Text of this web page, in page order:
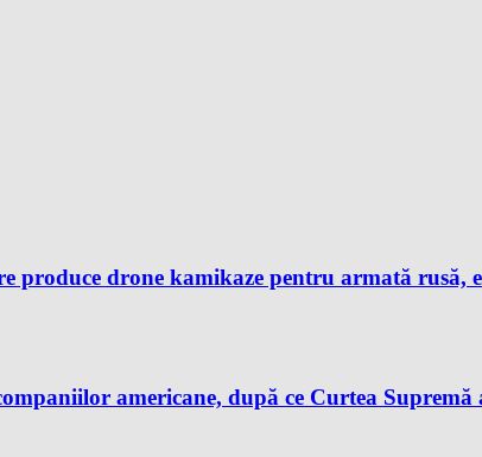
drone kamikaze pentru armată rusă,
americane, după ce Curtea Supremă